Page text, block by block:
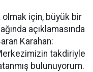
olmak için, büyük bir
açıklamasında
Karahan:
takdiriyle
bulunuyorum.